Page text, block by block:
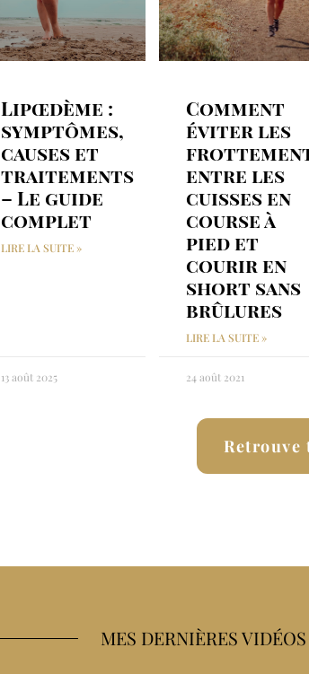
Lipœdème :
symptômes,
causes et
traitements
– Le guide
complet
LIRE LA SUITE »
13 août 2025
Comment
éviter les
entre les
cuisses en
course à
pied et
courir en
short sans
brûlures
LIRE LA SUITE »
24 août 2021
Retrouve
MES DERNIÈRES